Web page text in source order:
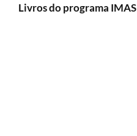
Livros do programa IMAS